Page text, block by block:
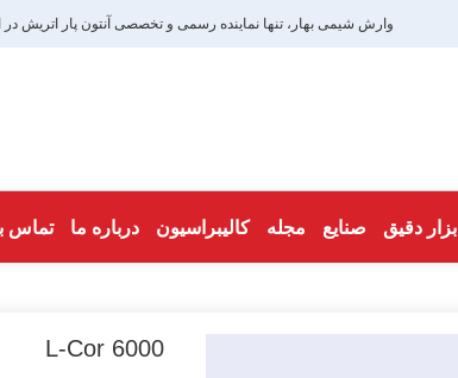
وارش شیمی بهار، تنها نماینده رسمی و تخصصی آنتون پار اتریش در
ابزار دقیق صنایع مجله کالیبراسیون درباره ما تماس
L-Cor 6000